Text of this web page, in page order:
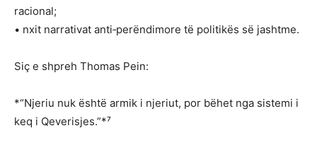
racional;
• nxit narrativat anti‑perëndimore të politikës së jashtme.
Siç e shpreh Thomas Pein:
*“Njeriu nuk është armik i njeriut, por bëhet nga sistemi i
keq i Qeverisjes.”*⁷